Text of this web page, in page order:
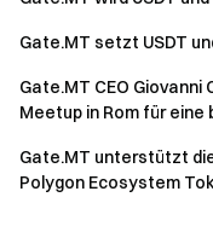
Gate.MT setzt USDT
Gate.MT CEO
Meetup in Rom für
Gate.MT unterstützt
Polygon Ecosystem